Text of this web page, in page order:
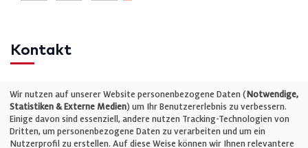
Kontakt
Telefon: +49 (0)711 2585563-0
E-Mail:info@bauelemente-bau.eu
Wir nutzen auf unserer Website personenbezogene Daten (Notwendige,
Statistiken & Externe Medien) um Ihr Benutzererlebnis zu verbessern.
Einige davon sind essenziell, andere nutzen Tracking-Technologien von
Dritten, um personenbezogene Daten zu verarbeiten und um ein
Nutzerprofil zu erstellen. Auf diese Weise können wir Ihnen relevantere